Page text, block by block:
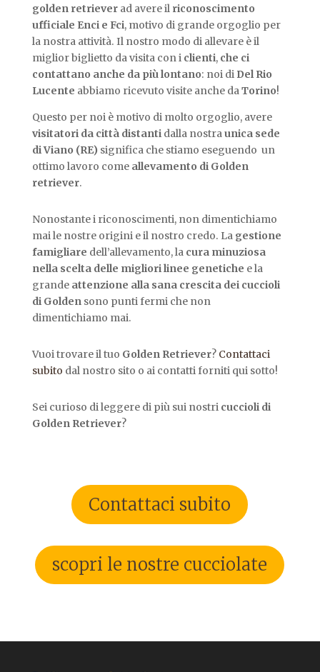
golden retrieverad avere il riconoscimento
ufficiale Enci e Fci, motivo di grande orgoglio per
la nostra attività. Il nostro modo di allevare è il
miglior biglietto da visita con i clienti, che ci
contattano anche da più lontano: noi di Del Rio
Lucente abbiamo ricevuto visite anche daTorino!
Questo per noi è motivo di molto orgoglio, avere
visitatori da città distantidalla nostraunica sede
di Viano (RE) significa che stiamo eseguendo un
ottimo lavoro come allevamento di Golden
retriever.
Nonostante i riconoscimenti, non dimentichiamo
mai le nostre origini e il nostro credo. La gestione
famigliare dell’allevamento, la cura minuziosa
nella scelta delle migliori linee genetiche e la
grandeattenzione alla sana crescita dei cuccioli
di Golden sono punti fermi che non
dimentichiamo mai.
Vuoi trovare il tuo Golden Retriever? Contattaci
subito dal nostro sito o ai contatti forniti qui sotto!
Sei curioso di leggere di più sui nostri cuccioli di
Golden Retriever?
Contattaci subito
scopri le nostre cucciolate